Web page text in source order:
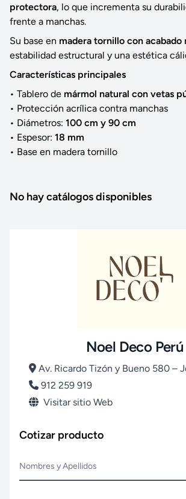
protectora, lo que incrementa su
frente a manchas.
Su base en madera tornillo con acabado
estabilidad estructural y una estética
Características principales
• Tablero de mármol natural con vetas
• Protección acrílica contra manchas
• Diámetros: 100 cm y 90 cm
• Espesor: 18 mm
• Base en madera tornillo
No hay catálogos disponibles
Noel Deco Perú
Av. Ricardo Tizón y Bueno 580 –
912 259 919
Visitar sitio Web
Cotizar producto
Nombres y Apellidos